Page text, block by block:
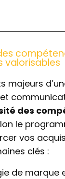
valorisables
majeurs
des
le
vos
clés :
de marque